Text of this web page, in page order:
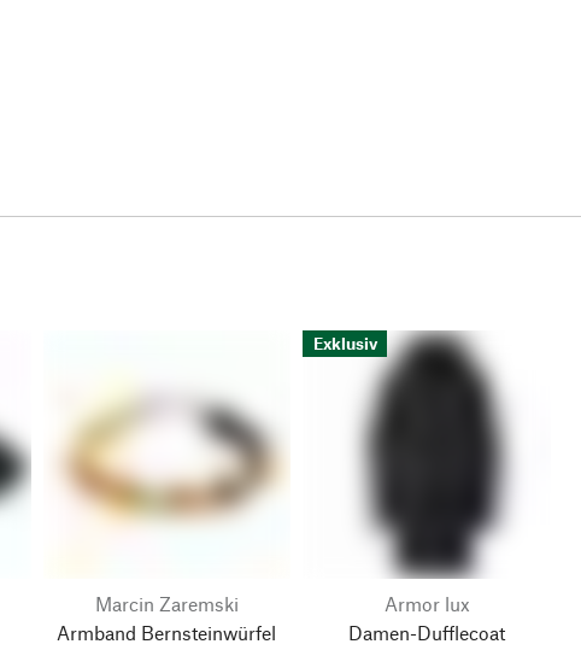
Marcin Zaremski
Armband Bernsteinwürfel
Exklusiv
Armor lux
Damen-Dufflecoat